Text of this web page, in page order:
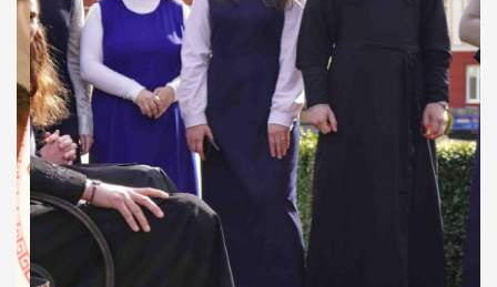
ДУХОВНО СИЛЬНІ!
ВПБА — спільнота, де
формується
покликання
Читати більше